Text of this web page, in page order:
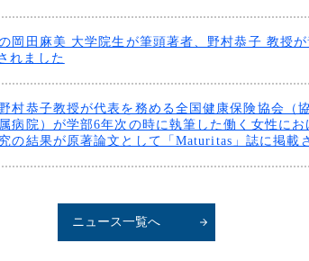
岡田麻美 大学院生が筆頭著者、野村恭子 教授
れました
村恭子教授が代表を務める全国健康保険協会（
病院）が学部6年次の時に執筆した働く女性にお
の結果が原著論文として「Maturitas」誌に掲載
ニュース一覧へ